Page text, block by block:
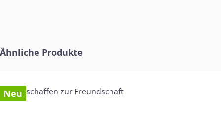
Produktgalerie überspringen
Ähnliche Produkte
Neu